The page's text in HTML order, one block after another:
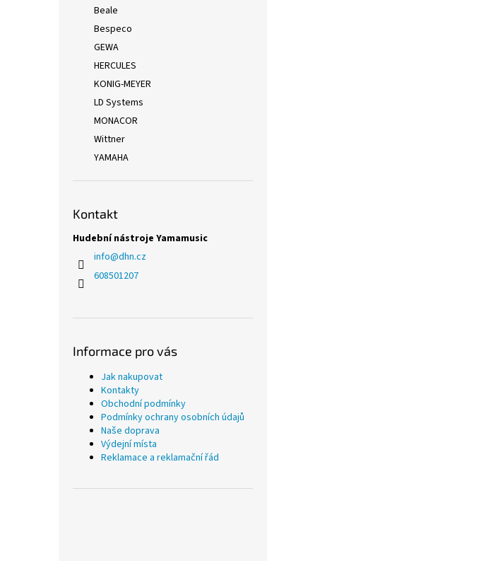
Beale
Bespeco
GEWA
HERCULES
KONIG-MEYER
LD Systems
MONACOR
Wittner
YAMAHA
Kontakt
Hudební nástroje Yamamusic
info@dhn.cz
608501207
Informace pro vás
Jak nakupovat
Kontakty
Obchodní podmínky
Podmínky ochrany osobních údajů
Naše doprava
Výdejní místa
Reklamace a reklamační řád